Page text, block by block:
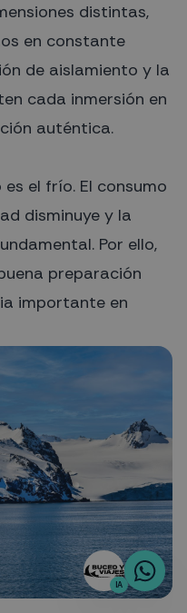
distintas,
en constante
de aislamiento y la
cada inmersión en
auténtica.
el frío. El consumo
disminuye y la
Por ello,
preparación
importante en
IA